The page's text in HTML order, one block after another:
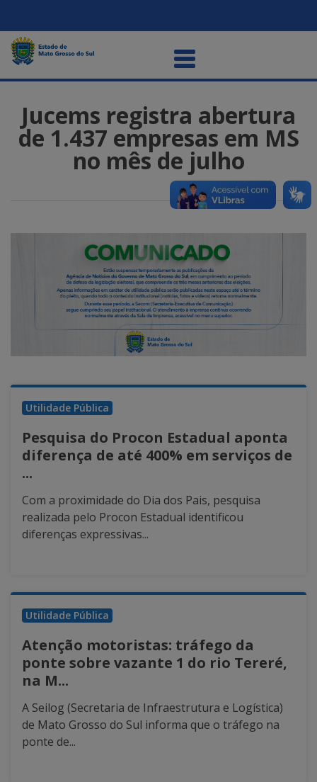
Jucems registra abertura
de 1.437 empresas em MS
no mês de julho
Utilidade Pública
Pesquisa do Procon Estadual aponta
diferença de até 400% em serviços de
...
Com a proximidade do Dia dos Pais, pesquisa
realizada pelo Procon Estadual identificou
diferenças expressivas...
Utilidade Pública
Atenção motoristas: tráfego da
ponte sobre vazante 1 do rio Tereré,
na M...
A Seilog (Secretaria de Infraestrutura e Logística)
de Mato Grosso do Sul informa que o tráfego na
ponte de...